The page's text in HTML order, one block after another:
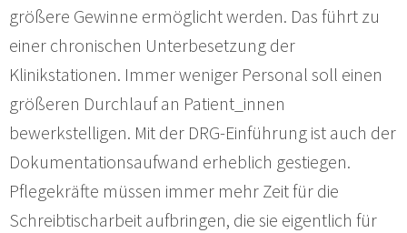
größere Gewinne ermöglicht werden. Das führt zu
einer chronischen Unterbesetzung der
Klinikstationen. Immer weniger Personal soll einen
größeren Durchlauf an Patient_innen
bewerkstelligen. Mit der DRG-Einführung ist auch der
Dokumentationsaufwand erheblich gestiegen.
Pflegekräfte müssen immer mehr Zeit für die
Schreibtischarbeit aufbringen, die sie eigentlich für